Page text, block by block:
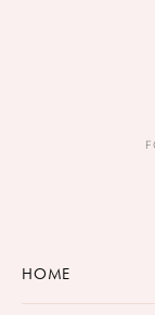
HOME